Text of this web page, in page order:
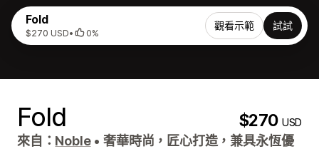
Fold
$270 USD• 0%
觀看示範 試試
Fold $270USD
來自： Noble • 奢華時尚，匠心打造，兼具永恆優